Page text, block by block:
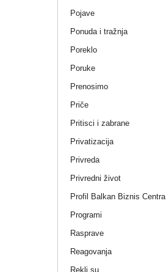
Pojave
Ponuda i tražnja
Poreklo
Poruke
Prenosimo
Priče
Pritisci i zabrane
Privatizacija
Privreda
Privredni život
Profil Balkan Biznis Centra
Programi
Rasprave
Reagovanja
Rekli su